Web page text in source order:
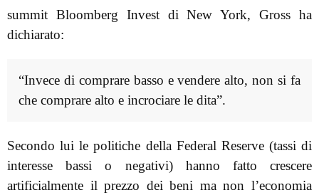
summit Bloomberg Invest di New York, Gross ha
dichiarato:
“Invece di comprare basso e vendere alto, non si fa
che comprare alto e incrociare le dita”.
Secondo lui le politiche della Federal Reserve (tassi di
interesse bassi o negativi) hanno fatto crescere
artificialmente il prezzo dei beni ma non l’economia